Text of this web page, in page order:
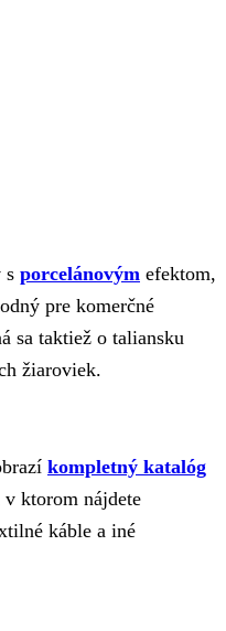
s porcelánovým efektom,
pre komerčné
sa taktiež o taliansku
žiaroviek.
kompletný katalóg
ktorom nájdete
káble a iné